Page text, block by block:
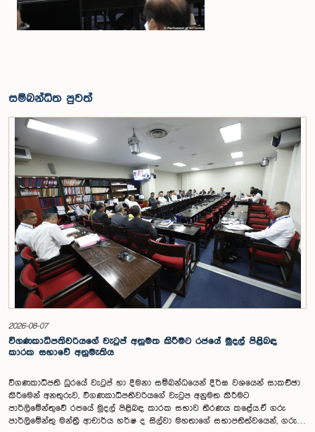
සම්බන්ධිත පුවත්
2026-08-07
විගණකාධිපතිවරියගේ වැටුප් අනුමත කිරීමට රජයේ මුදල් පිළිබඳ
කාරක සභාවේ අනුමැතිය
විගණකාධිපති ධුරයේ වැටුප් හා දීමනා සම්බන්ධයෙන් දීර්ඝ වශයෙන් සාකච්ඡා
කිරීමෙන් අනතුරුව, විගණකාධිපතිවරියගේ වැටුප අනුමත කිරීමට
පාර්ලිමේන්තුවේ රජයේ මුදල් පිළිබඳ කාරක සභාව තීරණය කළේය.ඒ ගරු
පාර්ලිමේන්තු මන්ත්‍රී ආචාර්ය හර්ෂ ද සිල්වා මහතාගේ සභාපතිත්වයෙන්, ගරු